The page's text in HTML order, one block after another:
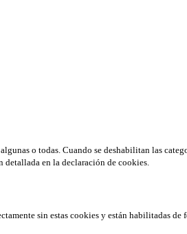
o todas. Cuando se deshabilitan las
detallada en la declaración de cookies.
sin estas cookies y están habilitadas de